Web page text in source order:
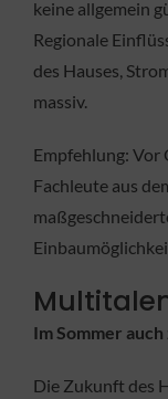
keine allgemein
Regionale
des Hauses,
massiv.
Empfehlung: Vor
Fachleute aus
Im Sommer
Die Zukunft des